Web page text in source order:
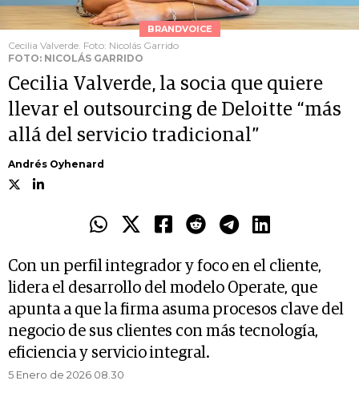
BRANDVOICE
Cecilia Valverde. Foto: Nicolás Garrido
FOTO: NICOLÁS GARRIDO
Cecilia Valverde, la socia que quiere
llevar el outsourcing de Deloitte “más
allá del servicio tradicional”
Andrés Oyhenard
Con un perfil integrador y foco en el cliente,
lidera el desarrollo del modelo Operate, que
apunta a que la firma asuma procesos clave del
negocio de sus clientes con más tecnología,
eficiencia y servicio integral.
5 Enero de 2026 08.30